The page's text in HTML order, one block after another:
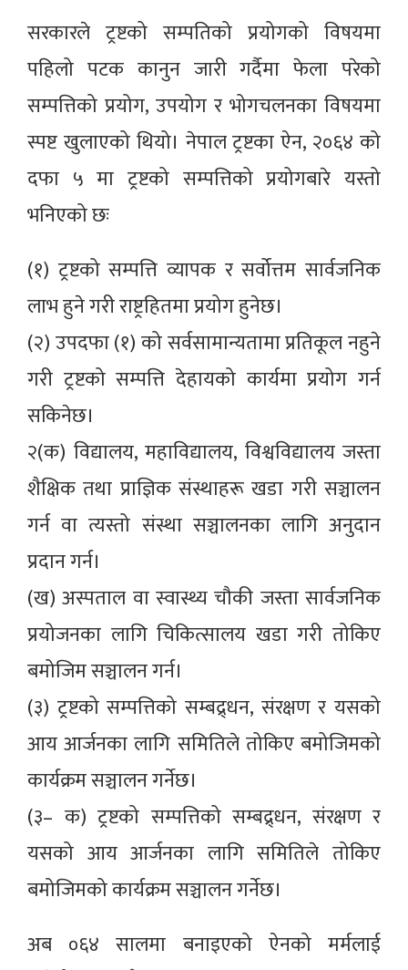
सरकारले ट्रष्टको सम्पतिको प्रयोगको विषयमा
पहिलो पटक कानुन जारी गर्दैमा फेला परेको
सम्पत्तिको प्रयोग, उपयोग र भोगचलनका विषयमा
स्पष्ट खुलाएको थियो। नेपाल ट्रष्टका ऐन, २०६४ को
दफा ५ मा ट्रष्टको सम्पत्तिको प्रयोगबारे यस्तो
भनिएको छः
(१) ट्रष्टको सम्पत्ति व्यापक र सर्वोत्तम सार्वजनिक
लाभ हुने गरी राष्ट्रहितमा प्रयोग हुनेछ।
(२) उपदफा (१) को सर्वसामान्यतामा प्रतिकूल नहुने
गरी ट्रष्टको सम्पत्ति देहायको कार्यमा प्रयोग गर्न
सकिनेछ।
२(क) विद्यालय, महाविद्यालय, विश्वविद्यालय जस्ता
शैक्षिक तथा प्राज्ञिक संस्थाहरू खडा गरी सञ्चालन
गर्न वा त्यस्तो संस्था सञ्चालनका लागि अनुदान
प्रदान गर्न।
(ख) अस्पताल वा स्वास्थ्य चौकी जस्ता सार्वजनिक
प्रयोजनका लागि चिकित्सालय खडा गरी तोकिए
बमोजिम सञ्चालन गर्न।
(३) ट्रष्टको सम्पत्तिको सम्बद्र्धन, संरक्षण र यसको
आय आर्जनका लागि समितिले तोकिए बमोजिमको
कार्यक्रम सञ्चालन गर्नेछ।
(३– क) ट्रष्टको सम्पत्तिको सम्बद्र्धन, संरक्षण र
यसको आय आर्जनका लागि समितिले तोकिए
बमोजिमको कार्यक्रम सञ्चालन गर्नेछ।
अब ०६४ सालमा बनाइएको ऐनको मर्मलाई